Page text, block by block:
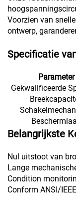
Voorzien van
ontwerp,
Specificatie
Parameter
Gekwalificeerde
Belangrijkste
Nul uitstoot van
Lange
Condition
Conform ANSI/